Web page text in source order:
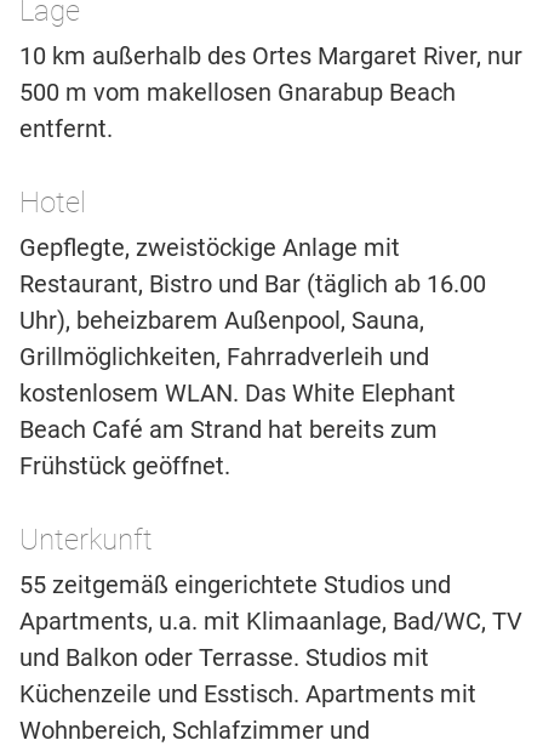
Lage
10 km außerhalb des Ortes Margaret River, nur
500 m vom makellosen Gnarabup Beach
entfernt.
Hotel
Gepflegte, zweistöckige Anlage mit
Restaurant, Bistro und Bar (täglich ab 16.00
Uhr), beheizbarem Außenpool, Sauna,
Grillmöglichkeiten, Fahrradverleih und
kostenlosem WLAN. Das White Elephant
Beach Café am Strand hat bereits zum
Frühstück geöffnet.
Unterkunft
55 zeitgemäß eingerichtete Studios und
Apartments, u.a. mit Klimaanlage, Bad/WC, TV
und Balkon oder Terrasse. Studios mit
Küchenzeile und Esstisch. Apartments mit
Wohnbereich, Schlafzimmer und